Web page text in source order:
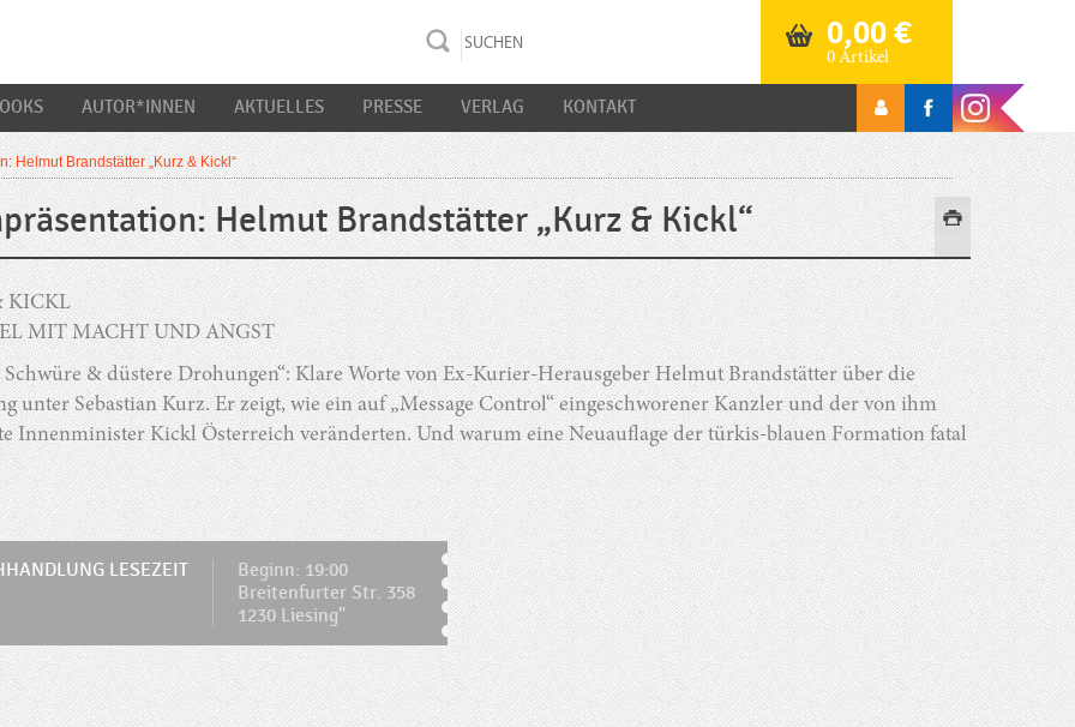
0,00€
0 Artikel
AUTOR*INNEN AKTUELLES PRESSE VERLAG KONTAKT
Helmut Brandstätter „Kurz & Kickl“
Helmut Brandstätter „Kurz & Kickl“
KICKL
MIT MACHT UND ANGST
& düstere Drohungen“: Klare Worte von Ex-Kurier-Herausgeber Helmut Brandstätter über die
unter Sebastian Kurz. Er zeigt, wie ein auf „Message Control“ eingeschworener Kanzler und der von ihm
Innenminister Kickl Österreich veränderten. Und warum eine Neuauflage der türkis-blauen Formation fatal
LESEZEIT
Beginn: 19:00
Breitenfurter Str. 358
1230 Liesing"